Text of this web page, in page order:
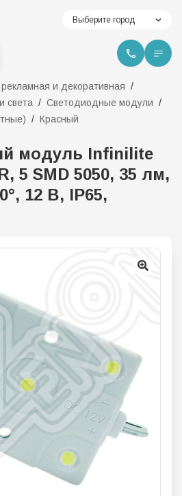
Выберите город
и декоративная
света
Светодиодные модули
Красный
модуль Infinilite
5 SMD 5050, 35 лм,
12 В, IP65,